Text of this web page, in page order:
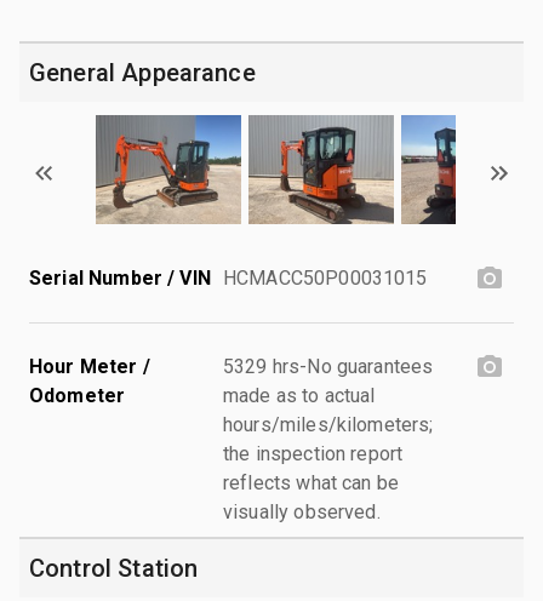
General Appearance
Serial Number / VIN HCMACC50P00031015
Hour Meter /
Odometer
5329 hrs-No guarantees
made as to actual
hours/miles/kilometers;
the inspection report
reflects what can be
visually observed.
Control Station